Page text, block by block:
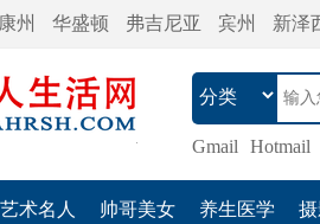
康州 华盛顿 弗吉尼亚 宾州 新泽
Gmail Hotmail
艺术名人 帅哥美女 养生医学